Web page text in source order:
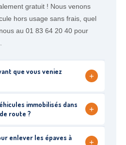
gratuit ! Nous venons
hors usage sans frais, quel
au 01 83 64 20 40 pour
que vous veniez
+
immobilisés dans
route ?
+
enlever les épaves à
+